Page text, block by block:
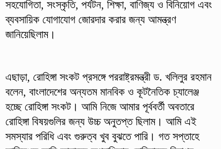
সহযোগিতা, সংস্কৃতি, পর্যটন, শিক্ষা, বাণিজ্য ও বিনিয়োগ এবং
ব্যবসায়িক যোগাযোগ জোরদার করার জন্য আমন্ত্রণ
জানিয়েছিলাম।
এছাড়া, রোহিঙ্গা সংকট প্রসঙ্গে পররাষ্ট্রমন্ত্রী ড. খলিলুর রহমান
বলেন, বাংলাদেশের অন্যতম মানবিক ও কূটনৈতিক চ্যালেঞ্জ
হচ্ছে রোহিঙ্গা সংকট। আমি নিজে আমার পূর্ববর্তী অবতারে
রোহিঙ্গা বিষয়গুলির জন্য উচ্চ অনুতপ্ত ছিলাম। আমি এই
সমস্যার পরিধি এবং গুরুত্ব খুব বুঝতে পারি। গত সপ্তাহে